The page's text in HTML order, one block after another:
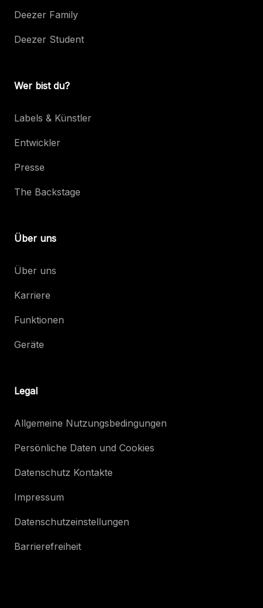
Deezer Family
Deezer Student
Wer bist du?
Labels & Künstler
Entwickler
Presse
The Backstage
Über uns
Über uns
Karriere
Funktionen
Geräte
Legal
Allgemeine Nutzungsbedingungen
Persönliche Daten und Cookies
Datenschutz Kontakte
Impressum
Datenschutzeinstellungen
Barrierefreiheit